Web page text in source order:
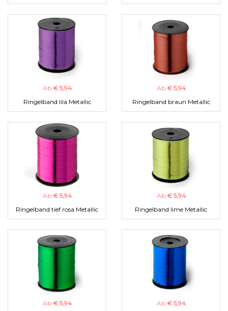
Ab € 5,94
Ringelband lila Metallic
Ab € 5,94
Ringelband braun Metallic
Ab € 5,94
Ringelband tief rosa Metallic
Ab € 5,94
Ringelband lime Metallic
Ab € 5,94
Ab € 5,94